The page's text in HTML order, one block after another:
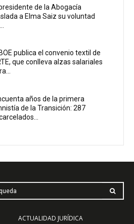
de la Abogacía
a Elma Saiz su voluntad
publica el convenio textil de
que conlleva alzas salariales
años de la primera
de la Transición: 287
ACTUALIDAD JURÍDICA